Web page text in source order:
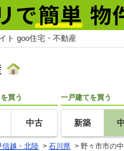
ト goo住宅・不動産
買う
中古
一戸建てを買う
新築
信越・北陸 > 石川県 > 野々市市の